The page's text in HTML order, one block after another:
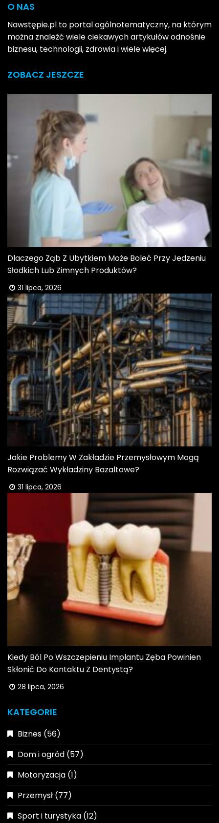
O NAS
Nawstępie.pl to portal ogólnotematyczny, na którym
można znaleźć wiele ciekawych artykułów odnośnie
biznesu, technologii, zdrowia i wiele więcej.
ZOBACZ JESZCZE
Dlaczego Ząb Z Ubytkiem Może Boleć Przy Jedzeniu
Słodkich Lub Zimnych Produktów?
31 lipca, 2026
Jakie Problemy W Zakładzie Przemysłowym Mogą
Rozwiązać Wykładziny Bazaltowe?
31 lipca, 2026
Kiedy Ból Po Wszczepieniu Implantu Zęba Powinien
Skłonić Do Kontaktu Z Dentystą?
28 lipca, 2026
KATEGORIE
Biznes (56)
Dom i ogród (57)
Motoryzacja (1)
Przemysł (77)
Sport i turystyka (12)